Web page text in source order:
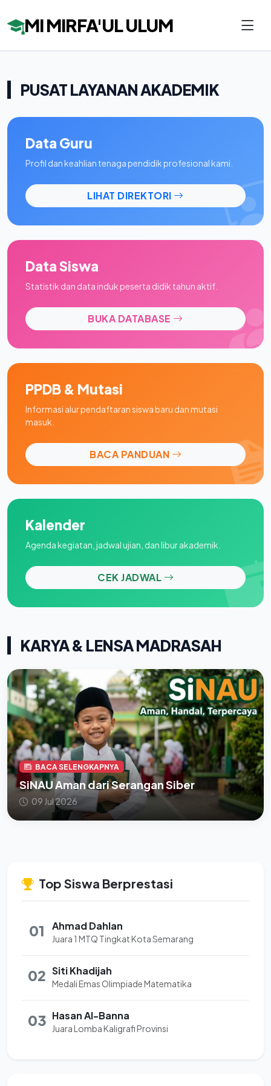
MI MIRFA'UL ULUM
PUSAT LAYANAN AKADEMIK
Data Guru
Profil dan keahlian tenaga pendidik profesional kami.
LIHAT DIREKTORI
Data Siswa
Statistik dan data induk peserta didik tahun aktif.
BUKA DATABASE
PPDB & Mutasi
Informasi alur pendaftaran siswa baru dan mutasi
masuk.
BACA PANDUAN
Kalender
Agenda kegiatan, jadwal ujian, dan libur akademik.
CEK JADWAL
KARYA & LENSA MADRASAH
BACA SELENGKAPNYA
SiNAU Aman dari Serangan Siber
09 Jul 2026
Top Siswa Berprestasi
01 Ahmad Dahlan
Juara 1 MTQ Tingkat Kota Semarang
02 Siti Khadijah
Medali Emas Olimpiade Matematika
03 Hasan Al-Banna
Juara Lomba Kaligrafi Provinsi